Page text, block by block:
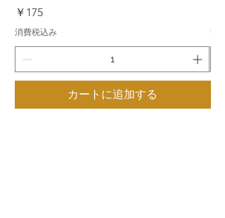
価格
￥175
消費税込み
カートに追加する
消